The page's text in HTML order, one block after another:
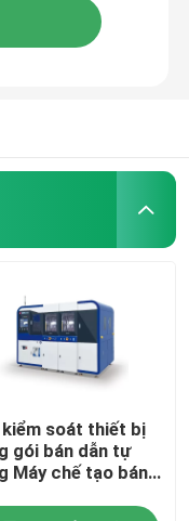
kiểm soát thiết bị
gói bán dẫn tự
Máy chế tạo bán